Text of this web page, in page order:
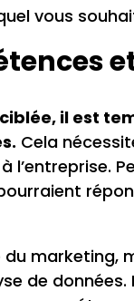
vous
il est
Cela
du marketing,
de